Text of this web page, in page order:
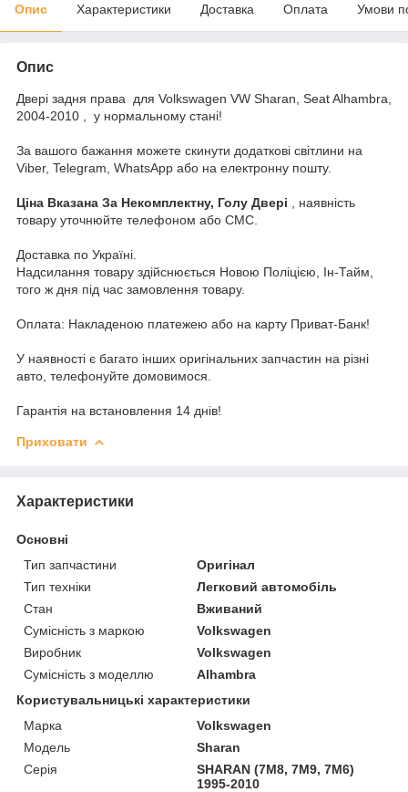
Опис Характеристики Доставка Оплата Умови
Опис
Двері задня права для Volkswagen VW Sharan, Seat Alhambra,
2004-2010 , у нормальному стані!
За вашого бажання можете скинути додаткові світлини на
Viber, Telegram, WhatsApp або на електронну пошту.
Ціна Вказана За Некомплектну, Голу Двері , наявність
товару уточнюйте телефоном або СМС.
Доставка по Україні.
Надсилання товару здійснюється Новою Поліцією, Ін-Тайм,
того ж дня під час замовлення товару.
Оплата: Накладеною платежею або на карту Приват-Банк!
У наявності є багато інших оригінальних запчастин на різні
авто, телефонуйте домовимося.
Гарантія на встановлення 14 днів!
Приховати
Характеристики
Основні
Тип запчастини
Оригінал
Тип техніки
Легковий автомобіль
Стан
Вживаний
Сумісність з маркою
Volkswagen
Виробник
Volkswagen
Сумісність з моделлю
Alhambra
Користувальницькі характеристики
Марка
Volkswagen
Модель
Sharan
Серія
SHARAN (7M8, 7M9, 7M6)
1995-2010